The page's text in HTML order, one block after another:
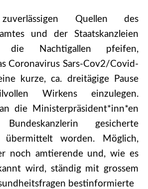
Quellen des
und der Staatskanzleien
die Nachtigallen pfeifen,
Coronavirus Sars-Cov2/Covid-
kurze, ca. dreitägige Pause
Wirkens einzulegen.
die Ministerpräsident*inn*en
gesicherte
übermittelt worden. Möglich,
noch amtierende und, wie es
wird, ständig mit grossem
bestinformierte